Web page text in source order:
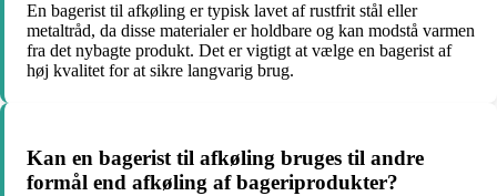
En bagerist til afkøling er typisk lavet af rustfrit stål eller
metaltråd, da disse materialer er holdbare og kan modstå varmen
fra det nybagte produkt. Det er vigtigt at vælge en bagerist af
høj kvalitet for at sikre langvarig brug.
Kan en bagerist til afkøling bruges til andre
formål end afkøling af bageriprodukter?